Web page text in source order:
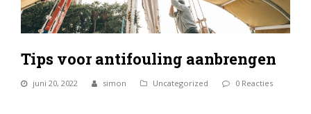
Tips voor antifouling aanbrengen
juni 20, 2022 simon Uncategorized 0 Reacties